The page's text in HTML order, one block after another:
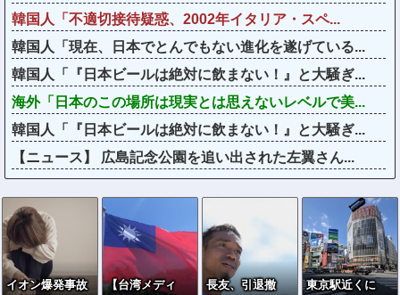
韓国人「不適切接待疑惑、2002年イタリア・スペ...
韓国人「現在、日本でとんでもない進化を遂げている...
韓国人「『日本ビールは絶対に飲まない！』と大騒ぎ...
海外「日本のこの場所は現実とは思えないレベルで美...
韓国人「『日本ビールは絶対に飲まない！』と大騒ぎ...
【ニュース】 広島記念公園を追い出された左翼さん...
イオン爆発事故
【台湾メディ
長友、引退撤
東京駅近くに